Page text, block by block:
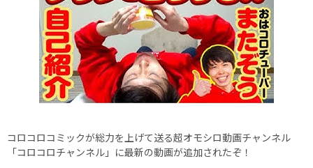
コロコロコミックが総力を上げて送る超オモシロ動画チャンネル
「コロコロチャンネル」に最新の動画が追加されたぞ！